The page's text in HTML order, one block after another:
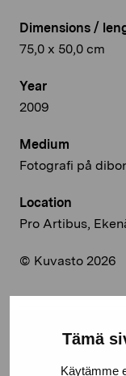
Tämä
Käytämme
Dimensions /
75,0 x 50,0 cm
Year
2009
Medium
Fotografi på
Location
Pro Artibus,
© Kuvasto 2026